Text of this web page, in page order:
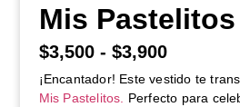
Mis Pastelitos
$3,500 - $3,900
¡Encantador! Este vestido te
Mis Pastelitos. Perfecto para